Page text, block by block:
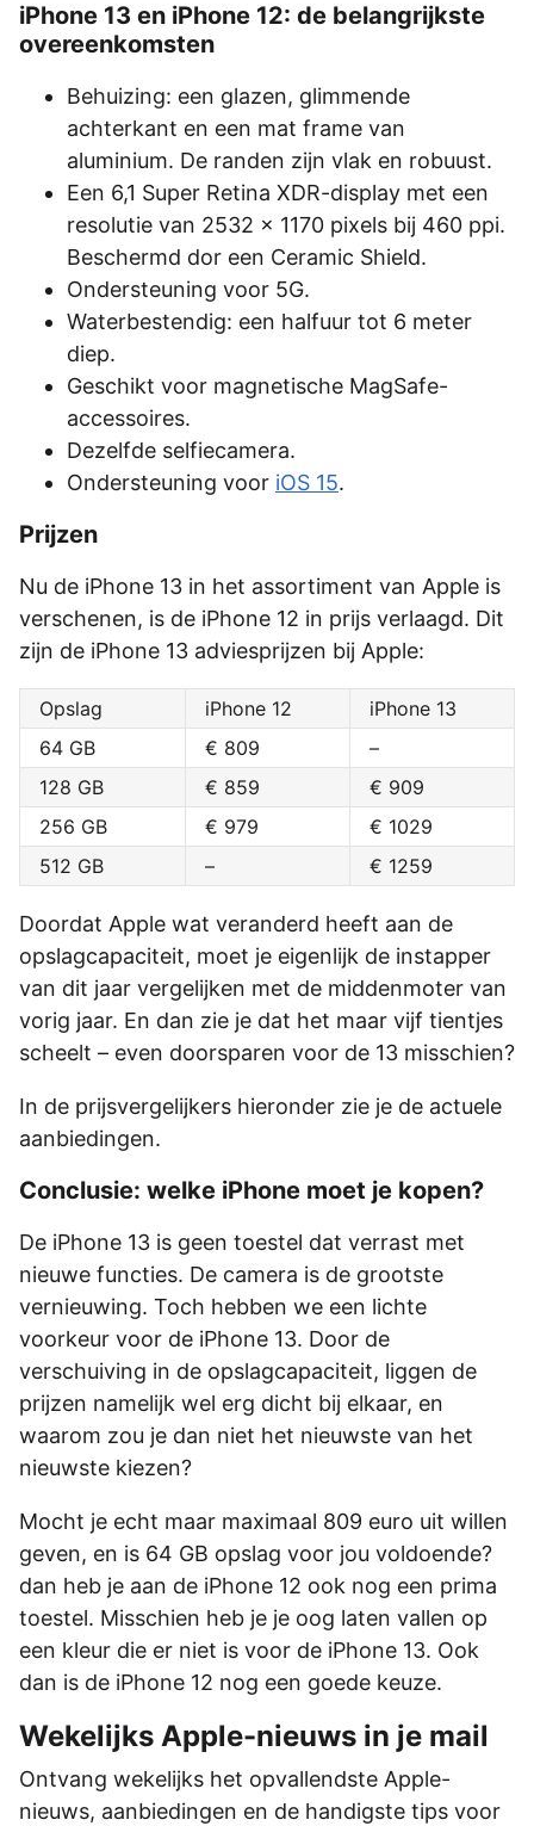
iPhone 13 en iPhone 12: de belangrijkste
overeenkomsten
Behuizing: een glazen, glimmende
achterkant en een mat frame van
aluminium. De randen zijn vlak en robuust.
Een 6,1 Super Retina XDR-display met een
resolutie van 2532 x 1170 pixels bij 460 ppi.
Beschermd dor een Ceramic Shield.
Ondersteuning voor 5G.
Waterbestendig: een halfuur tot 6 meter
diep.
Geschikt voor magnetische MagSafe-
accessoires.
Dezelfde selfiecamera.
Ondersteuning voor iOS 15.
Prijzen
Nu de iPhone 13 in het assortiment van Apple is
verschenen, is de iPhone 12 in prijs verlaagd. Dit
zijn de iPhone 13 adviesprijzen bij Apple:
Opslag iPhone 12
iPhone 13
64 GB
€ 809
–
128 GB
€ 859
€ 909
256 GB
€ 979
€ 1029
512 GB
– € 1259
Doordat Apple wat veranderd heeft aan de
opslagcapaciteit, moet je eigenlijk de instapper
van dit jaar vergelijken met de middenmoter van
vorig jaar. En dan zie je dat het maar vijf tientjes
scheelt – even doorsparen voor de 13 misschien?
In de prijsvergelijkers hieronder zie je de actuele
aanbiedingen.
Conclusie: welke iPhone moet je kopen?
De iPhone 13 is geen toestel dat verrast met
nieuwe functies. De camera is de grootste
vernieuwing. Toch hebben we een lichte
voorkeur voor de iPhone 13. Door de
verschuiving in de opslagcapaciteit, liggen de
prijzen namelijk wel erg dicht bij elkaar, en
waarom zou je dan niet het nieuwste van het
nieuwste kiezen?
Mocht je echt maar maximaal 809 euro uit willen
geven, en is 64 GB opslag voor jou voldoende?
dan heb je aan de iPhone 12 ook nog een prima
toestel. Misschien heb je je oog laten vallen op
een kleur die er niet is voor de iPhone 13. Ook
dan is de iPhone 12 nog een goede keuze.
Wekelijks Apple-nieuws in je mail
Ontvang wekelijks het opvallendste Apple-
nieuws, aanbiedingen en de handigste tips voor